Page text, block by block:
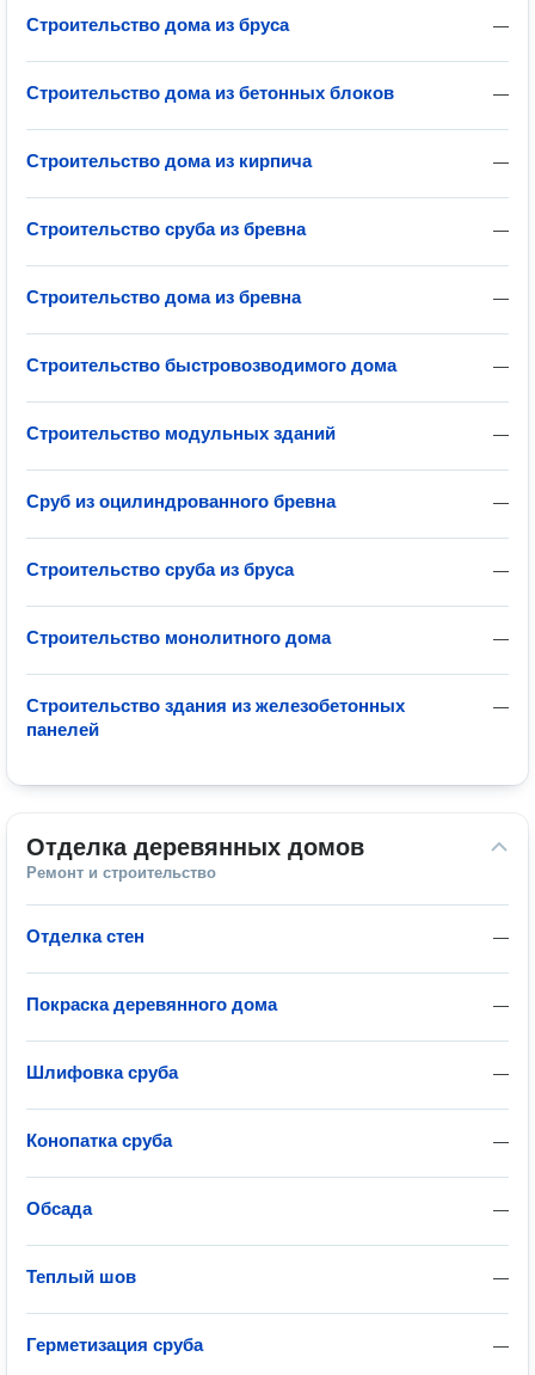
—
Строительство дома из бруса
—
Строительство дома из бетонных блоков
—
Строительство дома из кирпича
—
Строительство сруба из бревна
—
Строительство дома из бревна
—
Строительство быстровозводимого дома
—
Строительство модульных зданий
—
Сруб из оцилиндрованного бревна
—
Строительство сруба из бруса
—
Строительство монолитного дома
—
Строительство здания из железобетонных
панелей
Отделка деревянных домов
Ремонт и строительство
—
Отделка стен
—
Покраска деревянного дома
—
Шлифовка сруба
—
Конопатка сруба
—
Обсада
—
Теплый шов
—
Герметизация сруба